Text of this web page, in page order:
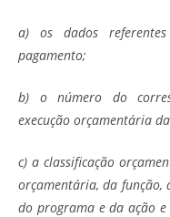
a) os dados
pagamento;
b) o número do
execução orçamentária
c) a classificação
orçamentária, da função,
do programa e da ação